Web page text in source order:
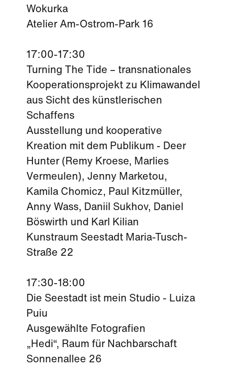
Wokurka
Atelier Am-Ostrom-Park 16
17:00-17:30
Turning The Tide – transnationales
Kooperationsprojekt zu Klimawandel
aus Sicht des künstlerischen
Schaffens
Ausstellung und kooperative
Kreation mit dem Publikum - Deer
Hunter (Remy Kroese, Marlies
Vermeulen), Jenny Marketou,
Kamila Chomicz, Paul Kitzmüller,
Anny Wass, Daniil Sukhov, Daniel
Böswirth und Karl Kilian
Kunstraum Seestadt Maria-Tusch-
Straße 22
17:30-18:00
Die Seestadt ist mein Studio - Luiza
Puiu
Ausgewählte Fotografien
„Hedi“, Raum für Nachbarschaft
Sonnenallee 26